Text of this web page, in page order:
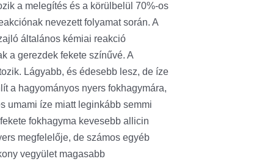
a melegítés és a körülbelül 70%-os
nevezett folyamat során. A
általános kémiai reakció
a gerezdek fekete színűvé. A
Lágyabb, és édesebb lesz, de íze
a hagyományos nyers fokhagymára,
umami íze miatt leginkább semmi
fokhagyma kevesebb allicin
megfelelője, de számos egyéb
vegyület magasabb